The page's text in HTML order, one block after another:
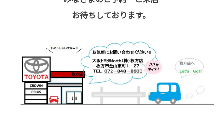
お待ちしております。